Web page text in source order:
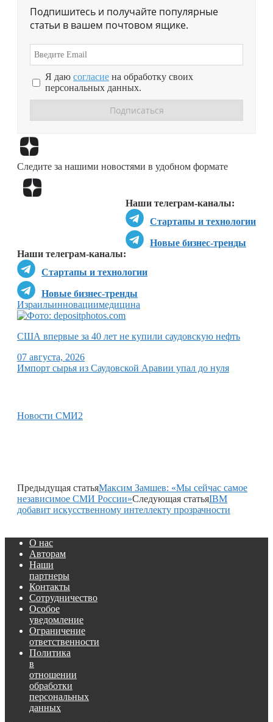
Подпишитесь и получайте популярные
статьи в вашем почтовом ящике.
Я даю согласие на обработку своих
персональных данных.
Следите за нашими новостями в удобном формате
Наши телеграм-каналы:
Стартапы и технологии
Новые бизнес-тренды
Наши телеграм-каналы:
Стартапы и технологии
Новые бизнес-тренды
Израильинновациимедицина
США впервые за 40 лет не купили саудовскую нефть
07 августа, 2026
Импорт сырья из Саудовской Аравии упал до нуля
Новости СМИ2
Предыдущая статьяМаксим Замшев: «Мы сейчас самое
независимое СМИ России»Следующая статьяIBM
добавит искусственному интеллекту прозрачности
О нас
Авторам
Наши
партнеры
Контакты
Сотрудничество
Особое
уведомление
Ограничение
ответственности
Политика
в
отношении
обработки
персональных
данных